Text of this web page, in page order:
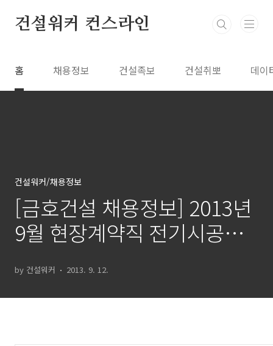
건설워커 컨스라인
홈 채용정보 건설족보 건설취뽀 데이
건설워커/채용정보
[금호건설 채용정보] 2013년
9월 현장계약직 전기시공직
by 건설워커 2013. 9. 12.